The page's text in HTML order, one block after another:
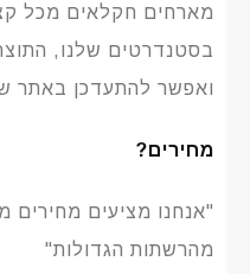
מארחים חקלאים מכל
בסטנדרטים שלנו,
ואפשר להתעדכן באתר
מחירים?
מהרשתות הגדולות"